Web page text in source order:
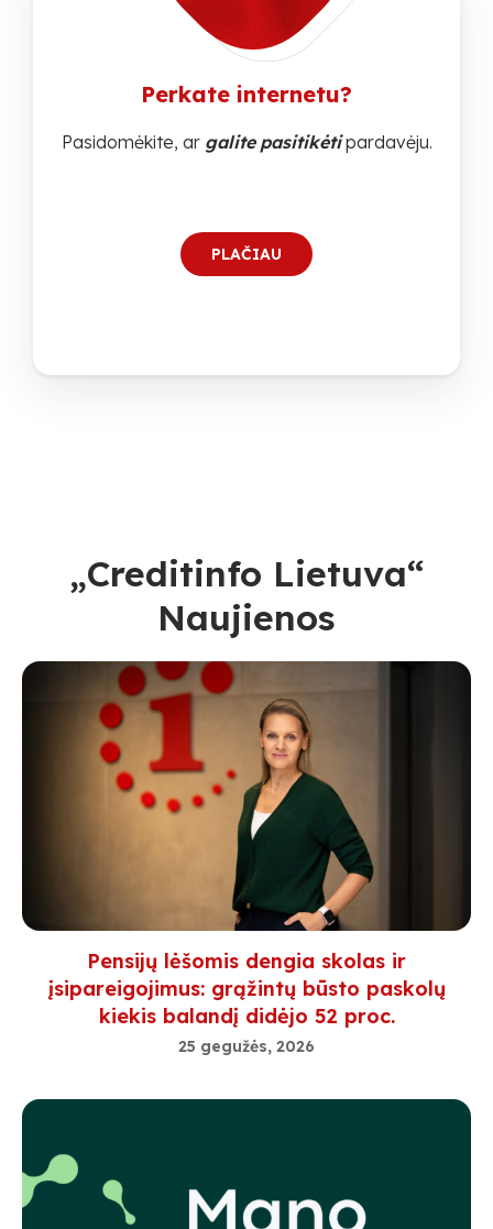
Perkate internetu?
Pasidomėkite, ar galite pasitikėtipardavėju.
PLAČIAU
„Creditinfo Lietuva“
Naujienos
Pensijų lėšomis dengia skolas ir
įsipareigojimus: grąžintų būsto paskolų
kiekis balandį didėjo 52 proc.
25 gegužės, 2026